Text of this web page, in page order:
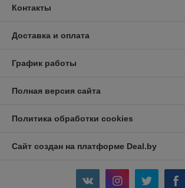
Контакты
Доставка и оплата
График работы
Полная версия сайта
Политика обработки cookies
Сайт создан на платформе Deal.by